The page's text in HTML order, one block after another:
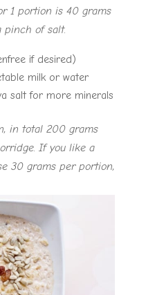
1 portion is 40 grams
pinch of salt.
if desired)
milk or water
salt for more minerals
in total 200 grams
If you like a
30 grams per portion,